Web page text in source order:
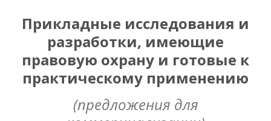
Прикладные исследования и
разработки, имеющие
правовую охрану и готовые к
практическому применению
(предложения для